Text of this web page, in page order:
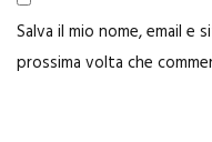
Salva il mio nome, email
prossima volta che